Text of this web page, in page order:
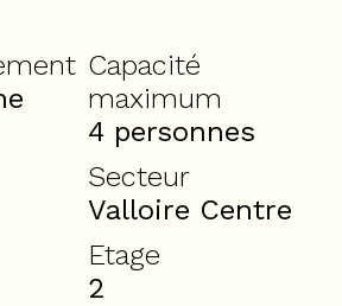
Capacité
maximum
4 personnes
Secteur
Valloire Centre
Etage
2